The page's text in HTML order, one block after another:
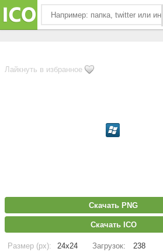
Лайкнуть в избранное
Скачать PNG
Скачать ICO
Размер (px): 24x24 Загрузок: 238